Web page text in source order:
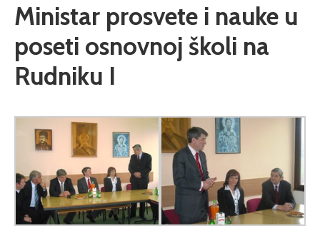
Ministar prosvete i nauke u
poseti osnovnoj školi na
Rudniku I